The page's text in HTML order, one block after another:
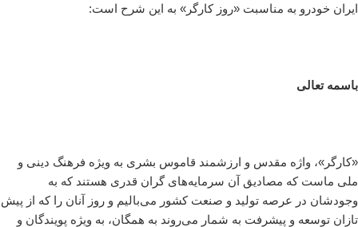
ایران خودرو به مناسبت «روز کارگر» به این شرح است:
باسمه تعالی
«کارگر»، واژه مقدس و ارزشمند قاموس بشری به ویژه فرهنگ دینی و
ملی ماست که مصادیق آن سرمایه‌های گران قدری هستند که به
وجودشان در عرصه تولید و صنعت کشور می‌بالیم و روز آنان را که از پیش
تازان توسعه و پیشرفت به شمار می‌روند به همگان، به ویژه پویندگان و